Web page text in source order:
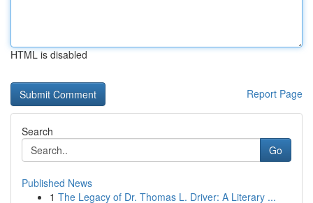
HTML is disabled
Report Page
Search
Go
Published News
1 The Legacy of Dr. Thomas L. Driver: A Literary ...